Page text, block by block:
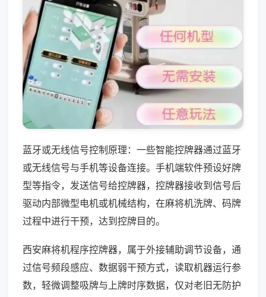
蓝牙或无线信号控制原理：一些智能控牌器通过蓝牙
或无线信号与手机等设备连接。手机端软件预设好牌
型等指令，发送信号给控牌器，控牌器接收到信号后
驱动内部微型电机或机械结构，在麻将机洗牌、码牌
过程中进行干预，达到控牌目的。
西安麻将机程序控牌器，属于外接辅助调节设备，通
过信号频段感应、数据弱干预方式，读取机器运行参
数，轻微调整吸牌与上牌时序数据，仅对老旧无防护